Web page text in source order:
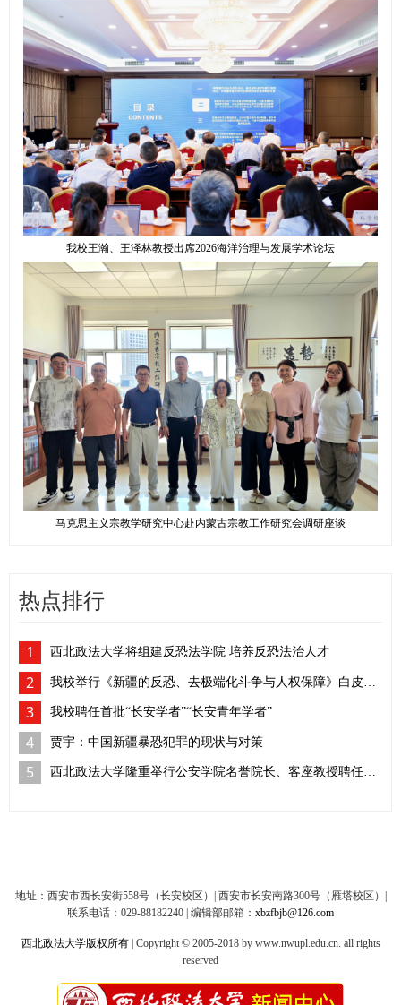
我校王瀚、王泽林教授出席2026海洋治理与发展学术论坛
马克思主义宗教学研究中心赴内蒙古宗教工作研究会调研座谈
热点排行
1 西北政法大学将组建反恐法学院 培养反恐法治人才
2
3 我校聘任首批“长安学者”“长安青年学者”
4 贾宇：中国新疆暴恐犯罪的现状与对策
5 西北政法大学隆重举行公安学院名誉院长、客座教授聘任仪式
地址：西安市西长安街558号（长安校区）| 西安市长安南路300号（雁塔校区）|
联系电话：029-88182240 | 编辑部邮箱： xbzfbjb@126.com
西北政法大学版权所有| Copyright © 2005-2018 by www.nwupl.edu.cn. all rights
reserved